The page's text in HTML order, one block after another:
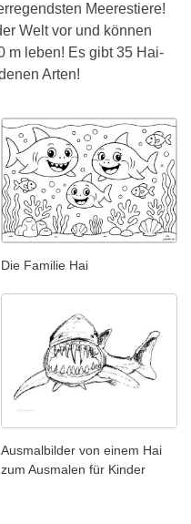
Meerestiere!
Welt vor und können
m leben! Es gibt 35 Hai-
Arten!
Die Familie Hai
Ausmalbilder von einem Hai
zum Ausmalen für Kinder